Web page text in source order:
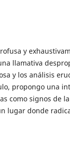
y
llamativa
y los análisis
propongo una
como signos de
lugar donde